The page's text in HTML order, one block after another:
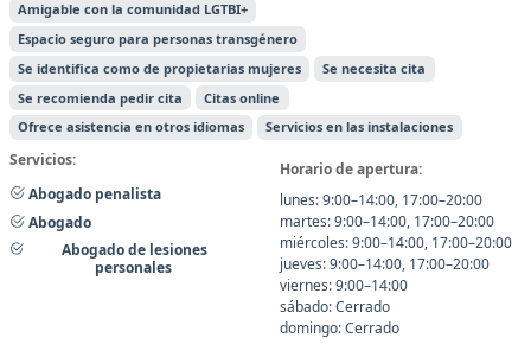
Amigable con la comunidad LGTBI+
Espacio seguro para personas transgénero
Se identifica como de propietarias mujeres
Se necesita cita
Se recomienda pedir cita
Citas online
Ofrece asistencia en otros idiomas
Servicios en las instalaciones
Servicios:
Abogado penalista
Abogado
Abogado de lesiones
personales
Horario de apertura:
lunes: 9:00–14:00, 17:00–20:00
martes: 9:00–14:00, 17:00–20:00
miércoles: 9:00–14:00, 17:00–20:00
jueves: 9:00–14:00, 17:00–20:00
viernes: 9:00–14:00
sábado: Cerrado
domingo: Cerrado